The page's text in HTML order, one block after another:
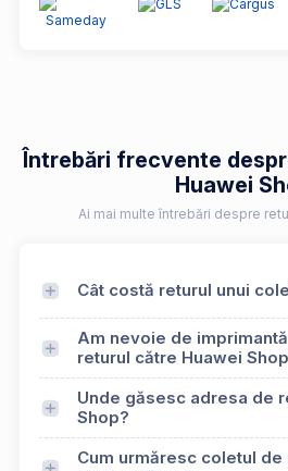
Întrebări frecvente
Huawei
Ai mai multe întrebări despre
Cât costă returul unui
Am nevoie de
returul către Huawei
Unde găsesc adresa de
Shop?
Cum urmăresc coletul